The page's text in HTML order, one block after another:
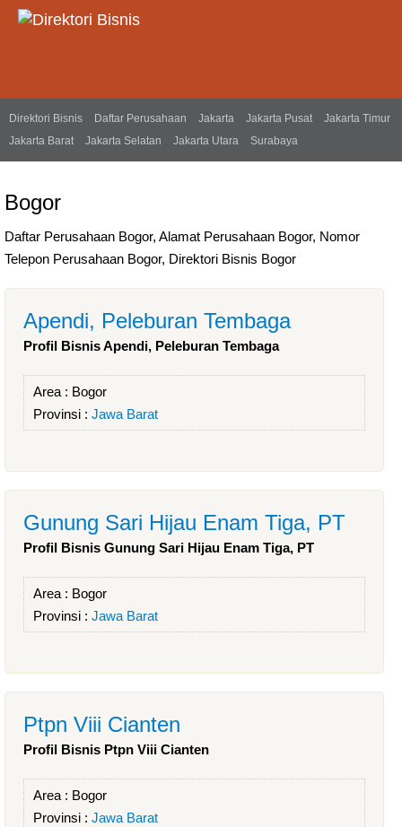
Direktori Bisnis Daftar Perusahaan Jakarta Jakarta Pusat
Jakarta Timur
Jakarta Barat
Jakarta Selatan Jakarta Utara Surabaya
Bogor
Daftar Perusahaan Bogor, Alamat Perusahaan Bogor, Nomor
Telepon Perusahaan Bogor, Direktori Bisnis Bogor
Apendi, Peleburan Tembaga
Profil Bisnis Apendi, Peleburan Tembaga
Area : Bogor
Provinsi : Jawa Barat
Gunung Sari Hijau Enam Tiga, PT
Profil Bisnis Gunung Sari Hijau Enam Tiga, PT
Area : Bogor
Provinsi : Jawa Barat
Ptpn Viii Cianten
Profil Bisnis Ptpn Viii Cianten
Area : Bogor
Provinsi : Jawa Barat